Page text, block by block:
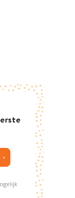
JOUW NIEUWSBRIEFKEUZE >